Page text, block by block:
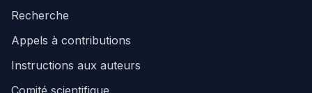
Recherche
Appels à contributions
Instructions aux auteurs
Comité scientifique